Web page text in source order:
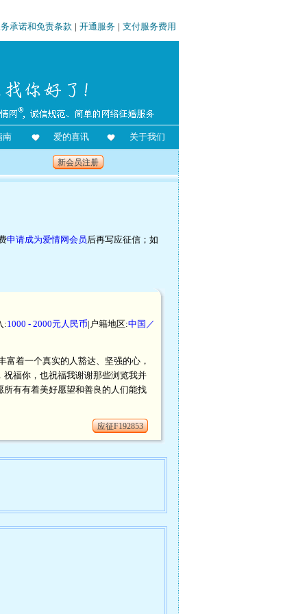
承诺和免责条款 | 开通服务 | 支付服务费用
南 爱的喜讯 关于我们
新会员注册
申请成为爱情网会员后再写应征信；如
:1000 - 2000元人民币|户籍地区:中国／
着一个真实的人豁达、坚强的心，
福你，也祝福我谢谢那些浏览我并
有有着美好愿望和善良的人们能找
应征F192853